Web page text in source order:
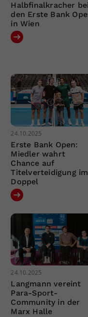
Halbfinalkracher
den Erste Bank
in Wien
24.10.2025
Erste Bank Open:
Miedler wahrt
Chance auf
Titelverteidigung im
Doppel
24.10.2025
Langmann vereint
Para-Sport-
Community in der
Marx Halle